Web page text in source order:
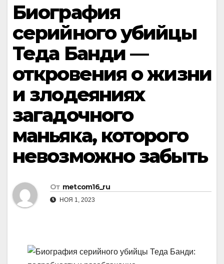
Биография
серийного убийцы
Теда Банди —
откровения о жизни
и злодеяниях
загадочного
маньяка, которого
невозможно забыть
От metcom16_ru
НОЯ 1, 2023